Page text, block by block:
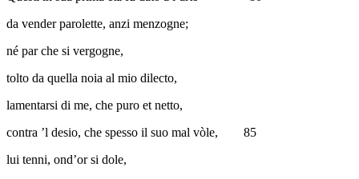
da vender parolette, anzi menzogne;
né par che si vergogne,
tolto da quella noia al mio dilecto,
lamentarsi di me, che puro et netto,
contra ’l desio, che spesso il suo mal vòle, 85
lui tenni, ond’or si dole,